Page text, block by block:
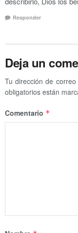
Responder
Deja un
Tu dirección de
obligatorios están
Comentario *